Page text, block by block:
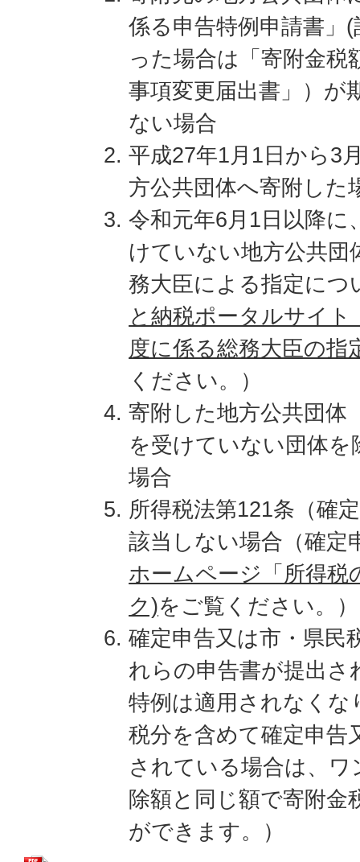
係る申告特例申請書」
った場合は「寄附金税
事項変更届出書」）が
ない場合
平成27年1月1日から3
方公共団体へ寄附した
令和元年6月1日以降に
けていない地方公共団
務大臣による指定につ
と納税ポータルサイ
度に係る総務大臣の指
ください。）
寄附した地方公共団体
を受けていない団体
場合
所得税法第121条（確
該当しない場合（確定
ホームページ「所得税
ク)をご覧ください。）
確定申告又は市・県民
れらの申告書が提出
特例は適用されなく
税分を含めて確定申告
されている場合は、
除額と同じ額で寄附金
ができます。）